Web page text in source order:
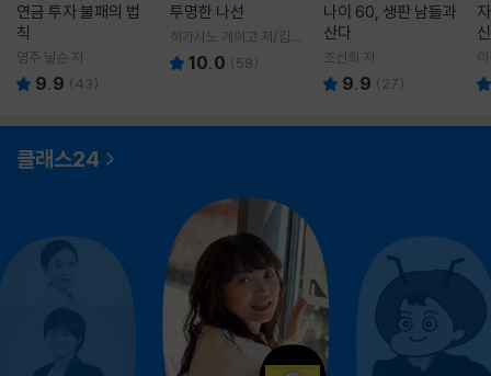
연금 투자 불패의 법
칙
영주 닐슨 저
9.9 (43)
투명한 나선
히가시노 게이고 저/김선
영 역10.0 (58)
나이 60, 생판 남들과
산다
조선희 저
9.9 ( 27)
클래스24